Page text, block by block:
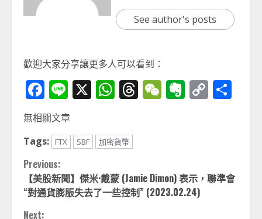
See author's posts
歡迎大家分享讓更多人可以看到：
Facebook
Line
X WhatsApp
Threads
WeChat
Evernote
Copy
無相關文章
Tags:
FTX SBF 加密貨幣
Continue
Reading
Previous:
【美股新聞】傑米·戴蒙 (Jamie Dimon) 表示，聯準會
“對通貨膨脹失去了一些控制” (2023.02.24)
Next: